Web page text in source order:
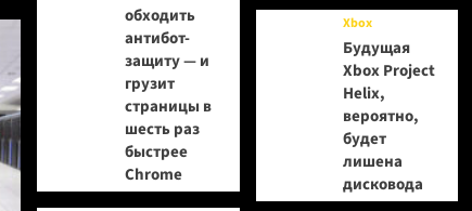
обходить
антибот-
защиту — и
грузит
страницы в
шесть раз
быстрее
Chrome
Xbox
Будущая
Xbox Project
Helix,
вероятно,
будет
лишена
дисковода